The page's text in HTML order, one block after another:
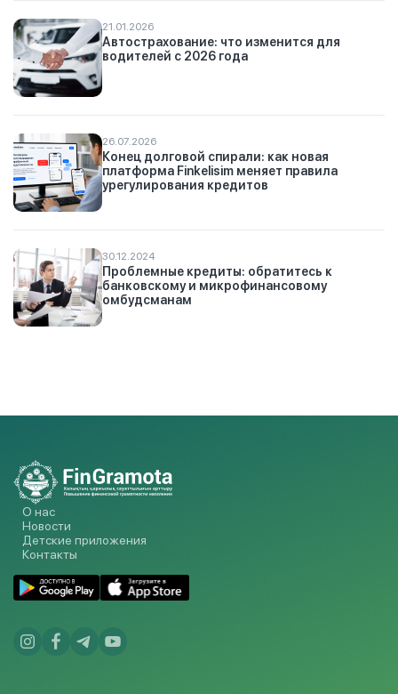
21.01.2026
Автострахование: что изменится для
водителей с 2026 года
26.07.2026
Конец долговой спирали: как новая
платформа Finkelisim меняет правила
урегулирования кредитов
30.12.2024
Проблемные кредиты: обратитесь к
банковскому и микрофинансовому
омбудсманам
О нас
Новости
Детские приложения
Контакты